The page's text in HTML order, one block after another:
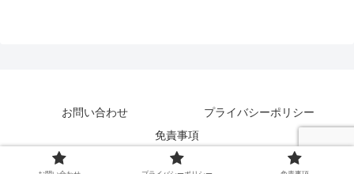
お問い合わせ
プライバシーポリシー
免責事項
Copyright © 2013-2026 シミワタルゼ！2nd All Rights Reserved.